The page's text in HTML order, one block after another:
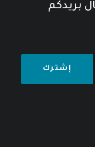
بريدكم